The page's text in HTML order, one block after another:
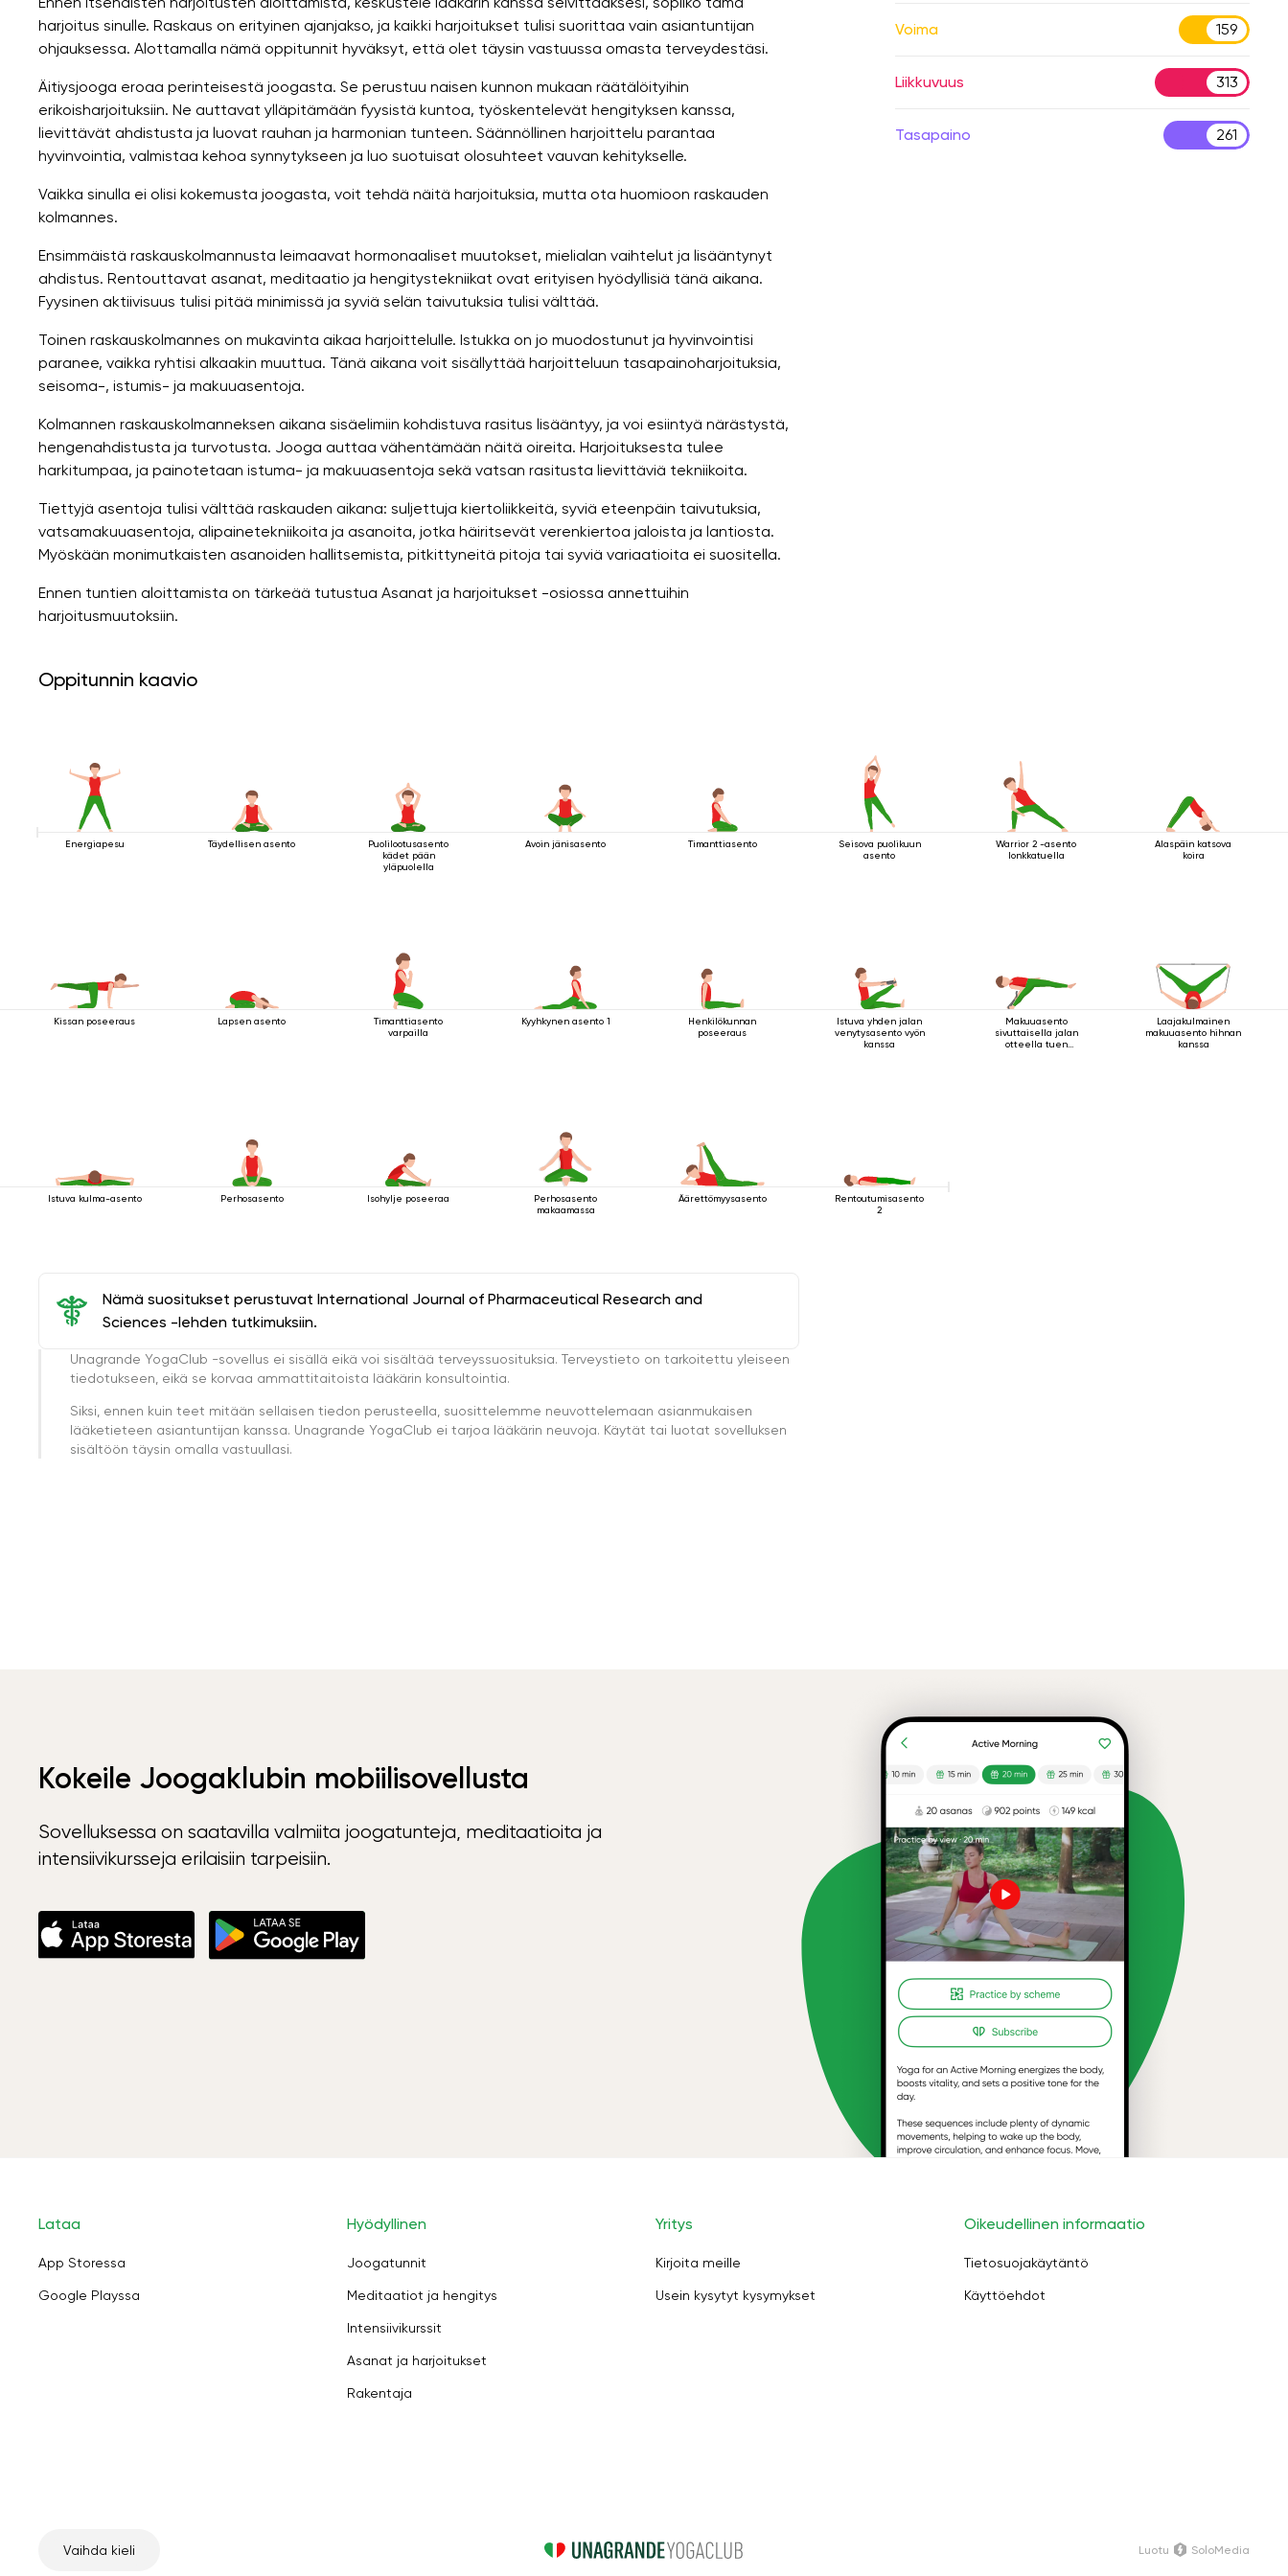
harjoitus sinulle. Raskaus on erityinen ajanjakso, ja kaikki harjoitukset tulisi suorittaa vain asiantuntijan
ohjauksessa. Alottamalla nämä oppitunnit hyväksyt, että olet täysin vastuussa omasta terveydestäsi.
Äitiysjooga eroaa perinteisestä joogasta. Se perustuu naisen kunnon mukaan räätälöityihin
erikoisharjoituksiin. Ne auttavat ylläpitämään fyysistä kuntoa, työskentelevät hengityksen kanssa,
lievittävät ahdistusta ja luovat rauhan ja harmonian tunteen. Säännöllinen harjoittelu parantaa
hyvinvointia, valmistaa kehoa synnytykseen ja luo suotuisat olosuhteet vauvan kehitykselle.
Vaikka sinulla ei olisi kokemusta joogasta, voit tehdä näitä harjoituksia, mutta ota huomioon raskauden
kolmannes.
Ensimmäistä raskauskolmannusta leimaavat hormonaaliset muutokset, mielialan vaihtelut ja lisääntynyt
ahdistus. Rentouttavat asanat, meditaatio ja hengitystekniikat ovat erityisen hyödyllisiä tänä aikana.
Fyysinen aktiivisuus tulisi pitää minimissä ja syviä selän taivutuksia tulisi välttää.
Toinen raskauskolmannes on mukavinta aikaa harjoittelulle. Istukka on jo muodostunut ja hyvinvointisi
paranee, vaikka ryhtisi alkaakin muuttua. Tänä aikana voit sisällyttää harjoitteluun tasapainoharjoituksia,
seisoma-, istumis- ja makuuasentoja.
Kolmannen raskauskolmanneksen aikana sisäelimiin kohdistuva rasitus lisääntyy, ja voi esiintyä närästystä,
hengenahdistusta ja turvotusta. Jooga auttaa vähentämään näitä oireita. Harjoituksesta tulee
harkitumpaa, ja painotetaan istuma- ja makuuasentoja sekä vatsan rasitusta lievittäviä tekniikoita.
Tiettyjä asentoja tulisi välttää raskauden aikana: suljettuja kiertoliikkeitä, syviä eteenpäin taivutuksia,
vatsamakuuasentoja, alipainetekniikoita ja asanoita, jotka häiritsevät verenkiertoa jaloista ja lantiosta.
Myöskään monimutkaisten asanoiden hallitsemista, pitkittyneitä pitoja tai syviä variaatioita ei suositella.
Ennen tuntien aloittamista on tärkeää tutustua Asanat ja harjoitukset -osiossa annettuihin
harjoitusmuutoksiin.
Voima 159
Liikkuvuus 313
Tasapaino 261
Oppitunnin kaavio
Energiapesu Täydellisen asento
Puolilootusasento
kädet pään
yläpuolella
Avoin jänisasento Timanttiasento
Seisova puolikuun
asento
Warrior 2 -asento
lonkkatuella
Alaspäin katsova
koira
Kissan poseeraus Lapsen asento
Timanttiasento
varpailla
Kyyhkynen asento 1
Henkilökunnan
poseeraus
Istuva yhden jalan
venytysasento vyön
kanssa
Makuuasento
sivuttaisella jalan
otteella tuen
Laajakulmainen
makuuasento hihnan
kanssa
Istuva kulma-asento Perhosasento Isohylje poseeraa
Perhosasento
makaamassa
Äärettömyysasento
Rentoutumisasento
2
Nämä suositukset perustuvat International Journal of Pharmaceutical Research and
Sciences -lehden tutkimuksiin.
Unagrande YogaClub -sovellus ei sisällä eikä voi sisältää terveyssuosituksia. Terveystieto on tarkoitettu yleiseen
tiedotukseen, eikä se korvaa ammattitaitoista lääkärin konsultointia.
Siksi, ennen kuin teet mitään sellaisen tiedon perusteella, suosittelemme neuvottelemaan asianmukaisen
lääketieteen asiantuntijan kanssa. Unagrande YogaClub ei tarjoa lääkärin neuvoja. Käytät tai luotat sovelluksen
sisältöön täysin omalla vastuullasi.
Kokeile Joogaklubin mobiilisovellusta
Sovelluksessa on saatavilla valmiita joogatunteja, meditaatioita ja
intensiivikursseja erilaisiin tarpeisiin.
Lataa
App Storessa
Google Playssa
Hyödyllinen
Joogatunnit
Meditaatiot ja hengitys
Intensiivikurssit
Asanat ja harjoitukset
Rakentaja
Yritys
Kirjoita meille
Usein kysytyt kysymykset
Oikeudellinen informaatio
Tietosuojakäytäntö
Käyttöehdot
Vaihda kieli Luotu SoloMedia